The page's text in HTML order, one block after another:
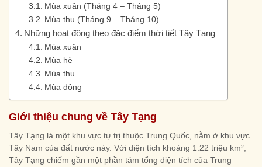
Mùa xuân (Tháng 4 – Tháng 5)
Mùa thu (Tháng 9 – Tháng 10)
Những hoạt động theo đặc điểm thời tiết Tây Tạng
Mùa xuân
Mùa hè
Mùa thu
Mùa đông
Giới thiệu chung về Tây Tạng
Tây Tạng là một khu vực tự trị thuộc Trung Quốc, nằm ở khu vực
Tây Nam của đất nước này. Với diện tích khoảng 1.22 triệu km²,
Tây Tạng chiếm gần một phần tám tổng diện tích của Trung